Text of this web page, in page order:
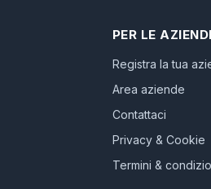
PER LE
Registra la tua
Area aziende
Contattaci
Privacy & Cookie
Termini &